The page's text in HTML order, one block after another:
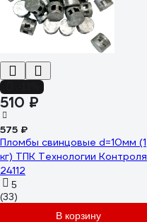
510 ₽
575 ₽
Пломбы свинцовые d=10мм (1
кг) ТПК Технологии Контроля
24112
5
(33)
В корзину